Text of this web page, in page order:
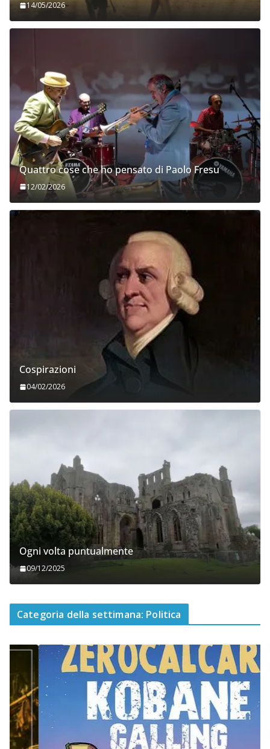
14/05/2026
Quattro cose che ho pensato di Paolo Fresu
12/02/2026
Cospirazioni
04/02/2026
Ogni volta puntualmente
09/12/2025
Categoria della settimana: Politica